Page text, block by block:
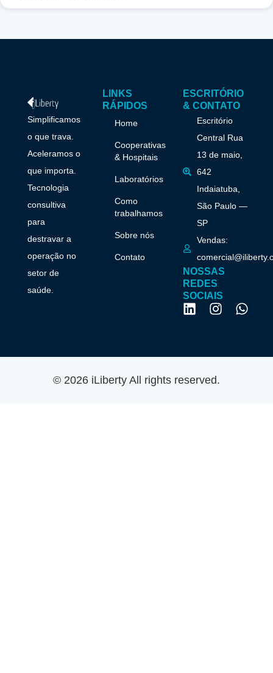
Simplificamos
o que trava.
Aceleramos o
que importa.
Tecnologia
consultiva
para
destravar a
operação no
setor de
saúde.
LINKS
RÁPIDOS
Home
Cooperativas
& Hospitais
Laboratórios
Como
trabalhamos
Sobre nós
Contato
ESCRITÓRIO
& CONTATO
Escritório
Central Rua
13 de maio,
642
Indaiatuba,
São Paulo —
SP
Vendas:
NOSSAS
REDES
SOCIAIS
© 2026 iLiberty All rights reserved.